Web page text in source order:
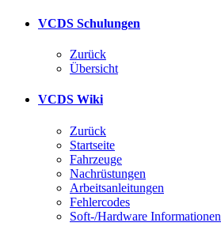
VCDS Schulungen
Zurück
Übersicht
VCDS Wiki
Zurück
Startseite
Fahrzeuge
Nachrüstungen
Arbeitsanleitungen
Fehlercodes
Soft-/Hardware Informationen